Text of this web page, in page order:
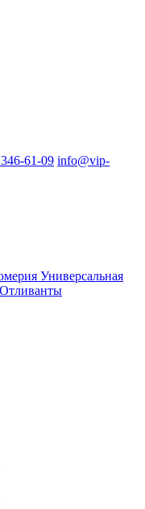
61-09 info@vip-
Универсальная
Отливанты